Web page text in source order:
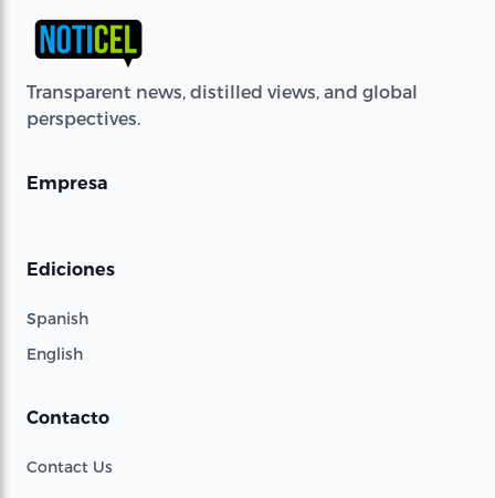
Transparent news, distilled views, and global
perspectives.
Empresa
Ediciones
Spanish
English
Contacto
Contact Us